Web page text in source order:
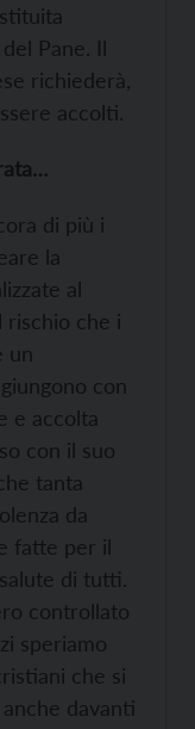
Pane. Il
richiederà,
accolti.
di più i
la
al
che i
un
con
e accolta
con il suo
tanta
da
fatte per il
di tutti.
controllato
speriamo
che si
davanti